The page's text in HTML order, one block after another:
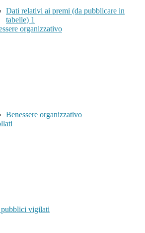
Dati relativi ai premi (da pubblicare in
tabelle) 1
organizzativo
Benessere organizzativo
vigilati